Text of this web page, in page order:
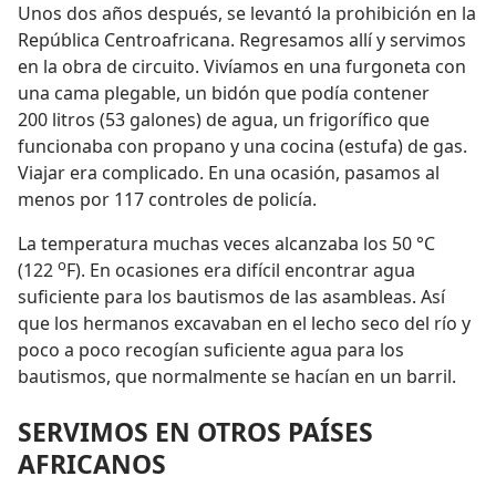
Unos dos años después, se levantó la prohibición en la
República Centroafricana. Regresamos allí y servimos
en la obra de circuito. Vivíamos en una furgoneta con
una cama plegable, un bidón que podía contener
200 litros (53 galones) de agua, un frigorífico que
funcionaba con propano y una cocina (estufa) de gas.
Viajar era complicado. En una ocasión, pasamos al
menos por 117 controles de policía.
La temperatura muchas veces alcanzaba los 50 °C
(122 oF). En ocasiones era difícil encontrar agua
suficiente para los bautismos de las asambleas. Así
que los hermanos excavaban en el lecho seco del río y
poco a poco recogían suficiente agua para los
bautismos, que normalmente se hacían en un barril.
SERVIMOS EN OTROS PAÍSES
AFRICANOS